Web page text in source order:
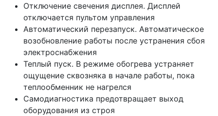
Отключение свечения дисплея. Дисплей
отключается пультом управления
Автоматический перезапуск. Автоматическое
возобновление работы после устранения сбоя
электроснабжения
Теплый пуск. В режиме обогрева устраняет
ощущение сквозняка в начале работы, пока
теплообменник не нагрелся
Самодиагностика предотвращает выход
оборудования из строя